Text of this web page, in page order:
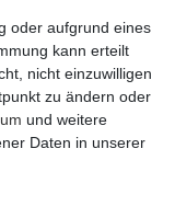
oder aufgrund eines
kann erteilt
nicht einzuwilligen
zu ändern oder
und weitere
Daten in unserer